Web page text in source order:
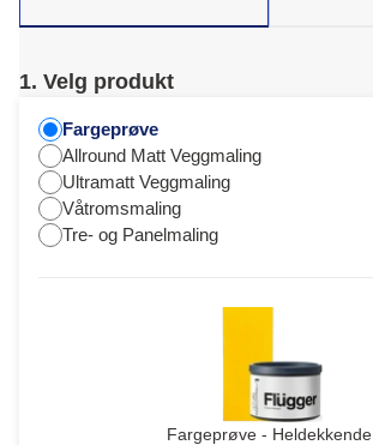
1. Velg produkt
Fargeprøve
Allround Matt Veggmaling
Ultramatt Veggmaling
Våtromsmaling
Tre- og Panelmaling
Fargeprøve - Heldekkende